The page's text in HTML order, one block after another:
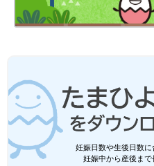
妊娠日数や生後日数
妊娠中から産後ま